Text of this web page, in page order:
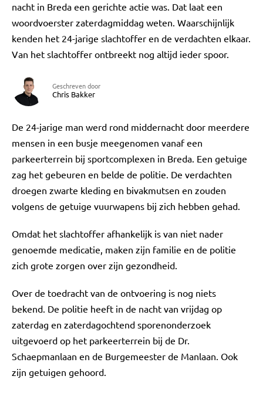
nacht in Breda een gerichte actie was. Dat laat een
woordvoerster zaterdagmiddag weten. Waarschijnlijk
kenden het 24-jarige slachtoffer en de verdachten elkaar.
Van het slachtoffer ontbreekt nog altijd ieder spoor.
Geschreven door
Chris Bakker
De 24-jarige man werd rond middernacht door meerdere
mensen in een busje meegenomen vanaf een
parkeerterrein bij sportcomplexen in Breda. Een getuige
zag het gebeuren en belde de politie. De verdachten
droegen zwarte kleding en bivakmutsen en zouden
volgens de getuige vuurwapens bij zich hebben gehad.
Omdat het slachtoffer afhankelijk is van niet nader
genoemde medicatie, maken zijn familie en de politie
zich grote zorgen over zijn gezondheid.
Over de toedracht van de ontvoering is nog niets
bekend. De politie heeft in de nacht van vrijdag op
zaterdag en zaterdagochtend sporenonderzoek
uitgevoerd op het parkeerterrein bij de Dr.
Schaepmanlaan en de Burgemeester de Manlaan. Ook
zijn getuigen gehoord.